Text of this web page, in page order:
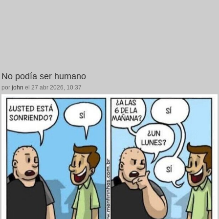
No podía ser humano
por john el 27 abr 2026, 10:37